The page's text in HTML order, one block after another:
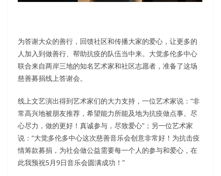
为答谢大众的善行，回馈社区和传播大家的爱心，让更多的
人加入到做善行、帮助抗疫的队伍当中来。大觉多伦多中心
联合来自两岸三地的知名艺术家和社区志愿者，准备了这场
慈善募捐线上答谢会。
线上文艺演出得到艺术家们的大力支持，一位艺术家说：“非
常高兴地被朋友推荐，希望能力所能及地为抗疫做点事。尽
心尽力，做的更好！真诚参与，尽致爱心”；另一位艺术家
说：“大觉多伦多中心这次慈善音乐会创意非常好！为抗击疫
情筹款募捐，为社会做公益需要每一个人的参与和爱心，在
此我预祝5月9日音乐会圆满成功！”